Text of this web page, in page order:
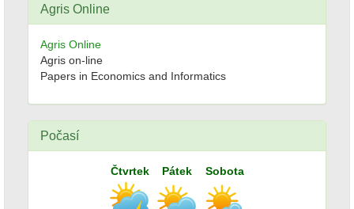
Agris Online
Agris Online
Agris on-line
Papers in Economics and Informatics
Počasí
Čtvrtek Pátek Sobota